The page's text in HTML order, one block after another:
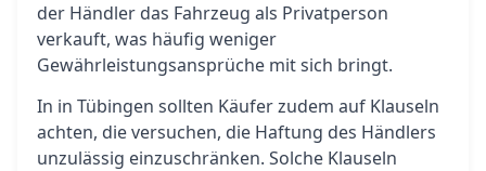
der Händler das Fahrzeug als Privatperson
verkauft, was häufig weniger
Gewährleistungsansprüche mit sich bringt.
In in Tübingen sollten Käufer zudem auf Klauseln
achten, die versuchen, die Haftung des Händlers
unzulässig einzuschränken. Solche Klauseln